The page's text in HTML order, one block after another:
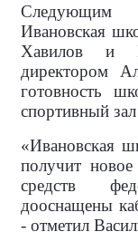
Следующим
Ивановская
Хавилов и
директором
готовность
спортивный
«Ивановская
получит
средств
дооснащены
- отметил